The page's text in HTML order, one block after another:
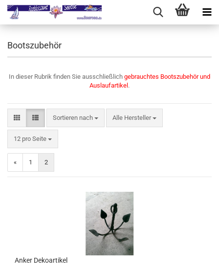
Bootszubehör
In dieser Rubrik finden Sie ausschließlich gebrauchtes Bootszubehör und
Auslaufartikel .
Sortieren nach
Sortieren nach Alle Hersteller
12 pro Seite
pro Seite
« 1 2
Anker Dekoartikel